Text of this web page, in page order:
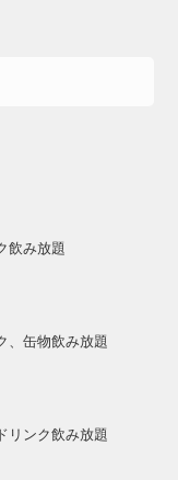
飲み放題
、缶物飲み放題
リンク飲み放題